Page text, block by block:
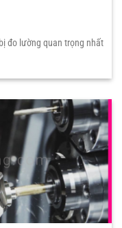
đo lường quan trọng nhất